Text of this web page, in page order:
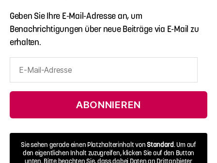
Geben Sie Ihre E-Mail-Adresse an, um
Benachrichtigungen über neue Beiträge via E-Mail zu
erhalten.
Mail-
Adresse
ABONNIEREN
Sie sehen gerade einen Platzhalterinhalt vonStandard. Um auf
den eigentlichen Inhalt zuzugreifen, klicken Sie auf den Button
unten. Bitte beachten Sie, dass dabei Daten an Drittanbieter